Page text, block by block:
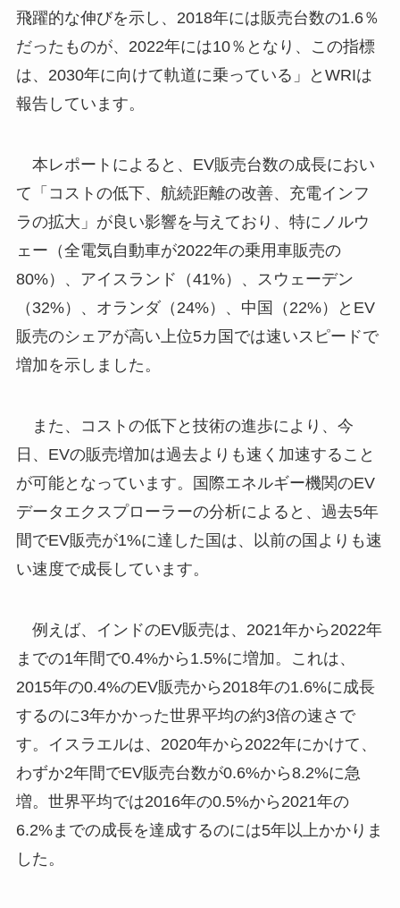
飛躍的な伸びを示し、2018年には販売台数の1.6％
だったものが、2022年には10％となり、この指標
は、2030年に向けて軌道に乗っている」とWRIは
報告しています。
本レポートによると、EV販売台数の成長におい
て「コストの低下、航続距離の改善、充電インフ
ラの拡大」が良い影響を与えており、特にノルウ
ェー（全電気自動車が2022年の乗用車販売の
80%）、アイスランド（41%）、スウェーデン
（32%）、オランダ（24%）、中国（22%）とEV
販売のシェアが高い上位5カ国では速いスピードで
増加を示しました。
また、コストの低下と技術の進歩により、今
日、EVの販売増加は過去よりも速く加速すること
が可能となっています。国際エネルギー機関のEV
データエクスプローラーの分析によると、過去5年
間でEV販売が1%に達した国は、以前の国よりも速
い速度で成長しています。
例えば、インドのEV販売は、2021年から2022年
までの1年間で0.4%から1.5%に増加。これは、
2015年の0.4%のEV販売から2018年の1.6%に成長
するのに3年かかった世界平均の約3倍の速さで
す。イスラエルは、2020年から2022年にかけて、
わずか2年間でEV販売台数が0.6%から8.2%に急
増。世界平均では2016年の0.5%から2021年の
6.2%までの成長を達成するのには5年以上かかりま
した。